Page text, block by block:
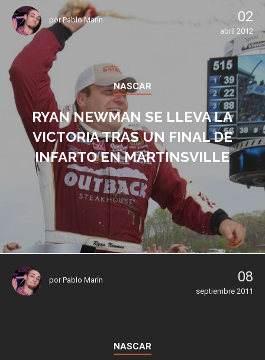
porPablo Marín 02
abril 2012
NASCAR
RYAN NEWMAN SE LLEVA LA
VICTORIA TRAS UN FINAL DE
INFARTO EN MARTINSVILLE
porPablo Marín 08
septiembre 2011
NASCAR